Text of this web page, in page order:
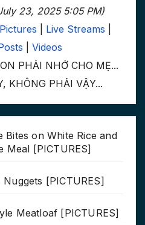
23, 2025 5:05 PM)
Live Streams
Videos
PHẢI NHỚ CHO MẸ...
KHÔNG PHẢI VẬY...
Bites on White Rice and
Meal [PICTURES]
[PICTURES]
Meatloaf [PICTURES]